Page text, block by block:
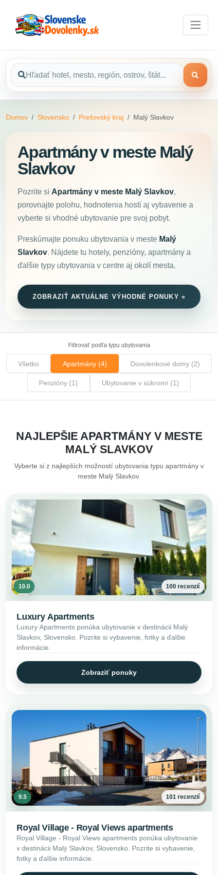
Domov Slovensko Prešovský kraj Malý Slavkov
Apartmány v meste Malý
Slavkov
Pozrite si Apartmány v meste Malý Slavkov,
porovnajte polohu, hodnotenia hostí aj vybavenie a
vyberte si vhodné ubytovanie pre svoj pobyt.
Preskúmajte ponuku ubytovania v meste Malý
Slavkov. Nájdete tu hotely, penzióny, apartmány a
ďalšie typy ubytovania v centre aj okolí mesta.
ZOBRAZIŤ AKTUÁLNE VÝHODNÉ PONUKY »
Filtrovať podľa typu ubytovania
Všetko Apartmány (4) Dovolenkové domy (2)
Penzióny (1) Ubytovanie v súkromí (1)
NAJLEPŠIE APARTMÁNY V MESTE
MALÝ SLAVKOV
Vyberte si z najlepších možností ubytovania typu apartmány v
meste Malý Slavkov.
10.0 100 recenzií
Luxury Apartments
Luxury Apartments ponúka ubytovanie v destinácii Malý
Slavkov, Slovensko. Pozrite si vybavenie, fotky a ďalšie
informácie.
Zobraziť ponuky
9.5 101 recenzií
Royal Village - Royal Views apartments
Royal Village - Royal Views apartments ponúka ubytovanie
v destinácii Malý Slavkov, Slovensko. Pozrite si vybavenie,
fotky a ďalšie informácie.